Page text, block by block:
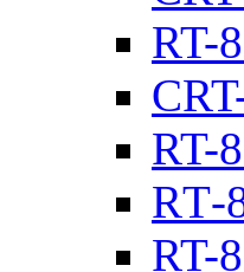
RT-
RT-
RТ-
RT-